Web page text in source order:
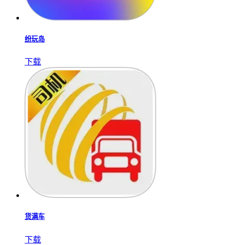
纷玩岛
下载
货满车
下载